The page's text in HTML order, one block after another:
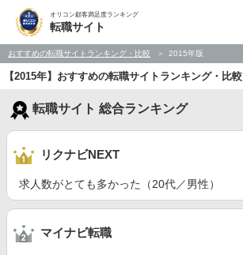
オリコン顧客満足度ランキング
転職サイト
おすすめの転職サイトランキング・比較 2015年版
【2015年】おすすめの転職サイトランキング・比較
転職サイト 総合ランキング
リクナビNEXT
求人数がとても多かった（20代／男性）
マイナビ転職